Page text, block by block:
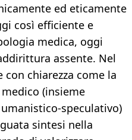
ed eticamente
così efficiente e
medica, oggi
assente. Nel
chiarezza come la
(insieme
speculativo)
sintesi nella